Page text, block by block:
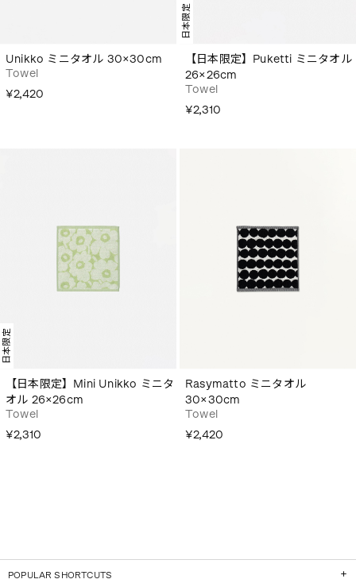
Unikko ミニタオル 30×30cm
Towel
¥2,420
日本限定
【日本限定】Puketti ミニタオル
26×26cm
Towel
¥2,310
日本限定
【日本限定】Mini Unikko ミニタ
オル 26×26cm
Towel
¥2,310
Rasymatto ミニタオル
30×30cm
Towel
¥2,420
POPULAR SHORTCUTS